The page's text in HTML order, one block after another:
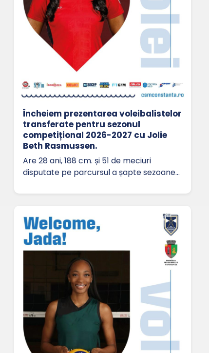
Încheiem prezentarea voleibalistelor
transferate pentru sezonul
competițional 2026-2027 cu Jolie
Beth Rasmussen.
Are 28 ani, 188 cm. și 51 de meciuri
disputate pe parcursul a șapte sezoane…